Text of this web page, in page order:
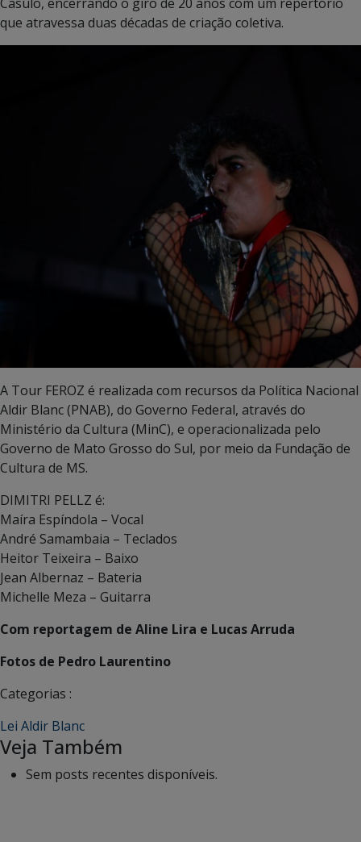
que atravessa duas décadas de criação coletiva.
A Tour FEROZ é realizada com recursos da Política Nacional
Aldir Blanc (PNAB), do Governo Federal, através do
Ministério da Cultura (MinC), e operacionalizada pelo
Governo de Mato Grosso do Sul, por meio da Fundação de
Cultura de MS.
DIMITRI PELLZ é:
Maíra Espíndola – Vocal
André Samambaia – Teclados
Heitor Teixeira – Baixo
Jean Albernaz – Bateria
Michelle Meza – Guitarra
Com reportagem de Aline Lira e Lucas Arruda
Fotos de Pedro Laurentino
Categorias :
Lei Aldir Blanc
Veja Também
Sem posts recentes disponíveis.